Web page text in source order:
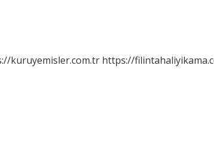
kuruyemisler.com.tr https://